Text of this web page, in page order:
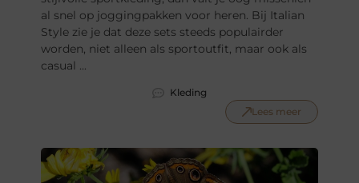
al snel op joggingpakken voor heren. Bij Italian
Style zie je dat deze sets steeds populairder
worden, niet alleen als sportoutfit, maar ook als
casual ...
Kleding
Lees meer